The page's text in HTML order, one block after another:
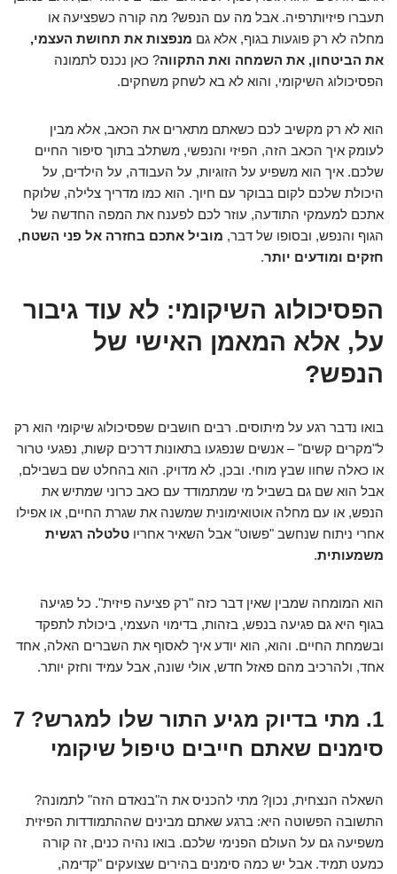
תעברו פיזיותרפיה. אבל מה עם הנפש? מה קורה כשפציעה או
מחלה לא רק פוגעות בגוף, אלא גם מנפצות את תחושת העצמי,
את הביטחון, את השמחה ואת התקווה? כאן נכנס לתמונה
הפסיכולוג השיקומי, והוא לא בא לשחק משחקים.
הוא לא רק מקשיב לכם כשאתם מתארים את הכאב, אלא מבין
לעומק איך הכאב הזה, הפיזי והנפשי, משתלב בתוך סיפור החיים
שלכם. איך הוא משפיע על הזוגיות, על העבודה, על הילדים, על
היכולת שלכם לקום בבוקר עם חיוך. הוא כמו מדריך צלילה, שלוקח
אתכם למעמקי התודעה, עוזר לכם לפענח את המפה החדשה של
הגוף והנפש, ובסופו של דבר, מוביל אתכם בחזרה אל פני השטח,
חזקים ומודעים יותר.
הפסיכולוג השיקומי: לא עוד גיבור
על, אלא המאמן האישי של
הנפש?
בואו נדבר רגע על מיתוסים. רבים חושבים שפסיכולוג שיקומי הוא רק
ל"מקרים קשים" – אנשים שנפגעו בתאונות דרכים קשות, נפגעי טרור
או כאלה שחוו שבץ מוחי. ובכן, לא מדויק. הוא בהחלט שם בשבילם,
אבל הוא שם גם בשביל מי שמתמודד עם כאב כרוני שמתיש את
הנפש, או עם מחלה אוטואימונית שמשנה את שגרת החיים, או אפילו
אחרי ניתוח שנחשב "פשוט" אבל השאיר אחריו טלטלה רגשית
משמעותית.
הוא המומחה שמבין שאין דבר כזה "רק פציעה פיזית". כל פגיעה
בגוף היא גם פגיעה בנפש, בזהות, בדימוי העצמי, ביכולת לתפקד
ובשמחת החיים. והוא, הוא יודע איך לאסוף את השברים האלה, אחד
אחד, ולהרכיב מהם פאזל חדש, אולי שונה, אבל עמיד וחזק יותר.
1. מתי בדיוק מגיע התור שלו למגרש? 7
סימנים שאתם חייבים טיפול שיקומי
השאלה הנצחית, נכון? מתי להכניס את ה"בנאדם הזה" לתמונה?
התשובה הפשוטה היא: ברגע שאתם מבינים שההתמודדות הפיזית
משפיעה גם על העולם הפנימי שלכם. בואו נהיה כנים, זה קורה
כמעט תמיד. אבל יש כמה סימנים בהירים שצועקים "קדימה,